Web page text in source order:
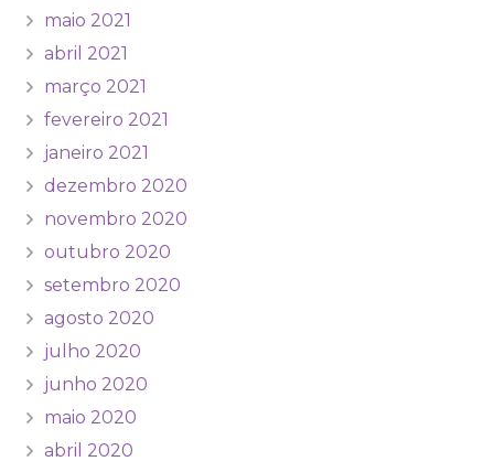
maio 2021
abril 2021
março 2021
fevereiro 2021
janeiro 2021
dezembro 2020
novembro 2020
outubro 2020
setembro 2020
agosto 2020
julho 2020
junho 2020
maio 2020
abril 2020